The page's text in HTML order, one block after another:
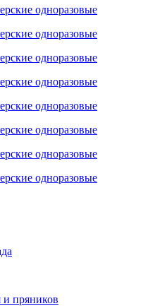
одноразовые
одноразовые
одноразовые
одноразовые
одноразовые
одноразовые
одноразовые
одноразовые
и пряников